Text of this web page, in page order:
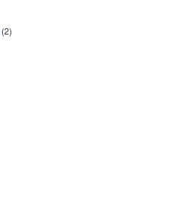
(2)